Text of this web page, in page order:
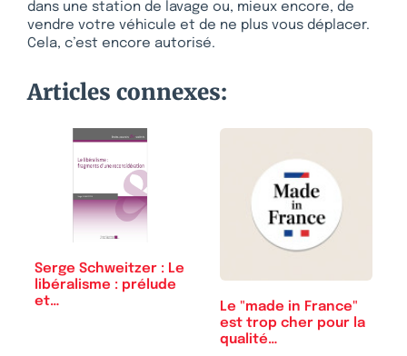
dans une station de lavage ou, mieux encore, de
vendre votre véhicule et de ne plus vous déplacer.
Cela, c’est encore autorisé.
Articles connexes:
Serge Schweitzer : Le
libéralisme : prélude
et…
Le "made in France"
est trop cher pour la
qualité…